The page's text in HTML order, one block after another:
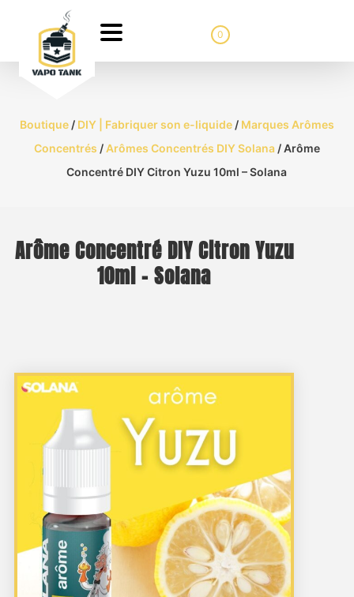
0
Boutique/ DIY | Fabriquer son e-liquide/ Marques Arômes
Concentrés / Arômes Concentrés DIY Solana/ Arôme
Concentré DIY Citron Yuzu 10ml – Solana
Arôme Concentré DIY Citron Yuzu
10ml – Solana